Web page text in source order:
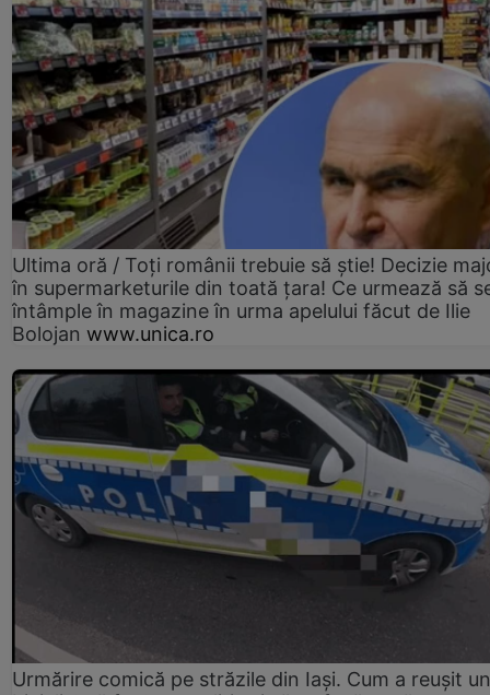
Ultima oră / Toți românii trebuie să știe! Decizie
în supermarketurile din toată țara! Ce urmează să
întâmple în magazine în urma apelului făcut de Ilie
Bolojan www.unica.ro
Urmărire comică pe străzile din Iași. Cum a reușit un